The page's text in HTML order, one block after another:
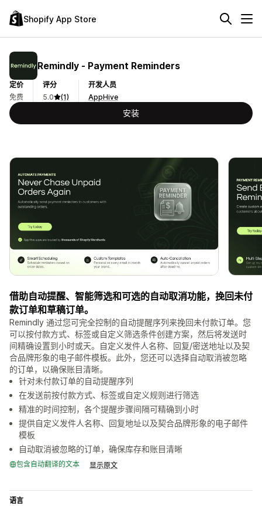
Shopify App Store
Remindly ‑ Payment Reminders
定价
免费
评分
5.0
(1)
开发人员
AppHive
安装
借助自动提醒、智能筛选和可选的自动取消功能，挽回未付
款订单和草稿订单。
Remindly 通过您可完全控制的自动提醒序列来挽回未付款订单。您
可以按付款方式、标签或自定义筛选条件创建方案，然后将发送时
间精确设置到小时或天。自定义发件人名称、回复/密送地址以及契
合品牌形象的电子邮件模板。此外，您还可以选择自动取消被忽略
的订单，以确保账目清晰。
针对未付款订单的自动提醒序列
在发送前按付款方式、标签或自定义规则进行筛选
精准的时间控制，各个提醒步骤间隔可精确到小时
提供自定义发件人名称、回复地址以及契合品牌形象的电子邮件
模板
自动取消被忽略的订单，确保库存和账目清晰
包含自动翻译的文本 显示原文
语言